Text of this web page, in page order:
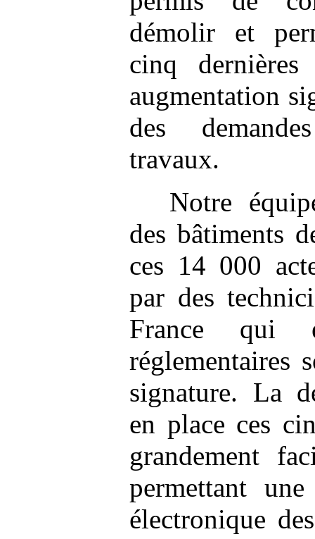
démolir et
cinq
augmentation
des
travaux.
Notre
des bâtiments
ces 14 000
par des
France qui
réglementaires
signature. La
en place ces
grandement
permettant
électronique